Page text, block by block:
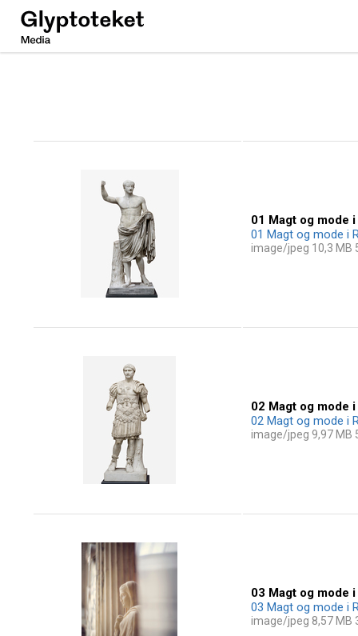
Ny
01 Magt og mode
01 Magt og mode i
image/jpeg 10,3 MB
02 Magt og mode
02 Magt og mode i
image/jpeg 9,97 MB
03 Magt og mode
03 Magt og mode i
image/jpeg 8,57 MB